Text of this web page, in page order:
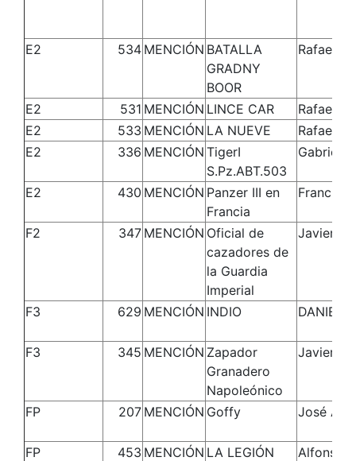
E2 534 MENCIÓN BATALLA
GRADNY
BOOR
Rafael
E2 531 MENCIÓN LINCE CAR
Rafael
E2
533 MENCIÓN LA NUEVE
Rafael
E2
336 MENCIÓN TigerI
S.Pz.ABT.503
Gabriel
E2 430 MENCIÓN Panzer III en
Francia
Francisco
F2 347 MENCIÓN Oficial de
cazadores de
la Guardia
Imperial
Javier
F3 629 MENCIÓN INDIO DANIEL
F3 345 MENCIÓN Zapador
Granadero
Napoleónico
Javier
FP 207 MENCIÓN Goffy José
FP 453 MENCIÓN LA LEGIÓN
Alfonso